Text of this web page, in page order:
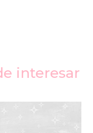
interesar